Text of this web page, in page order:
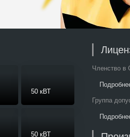
50 кВТ
50 кВТ
Членство в
Группа